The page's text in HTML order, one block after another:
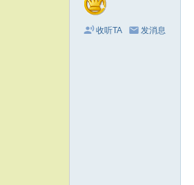
收听TA 发消息